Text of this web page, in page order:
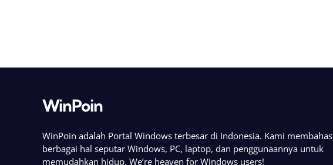
WinPoin
WinPoin adalah Portal Windows terbesar di Indonesia. Kami membahas
berbagai hal seputar Windows, PC, laptop, dan penggunaannya untuk
memudahkan hidup. We’re heaven for Windows users!